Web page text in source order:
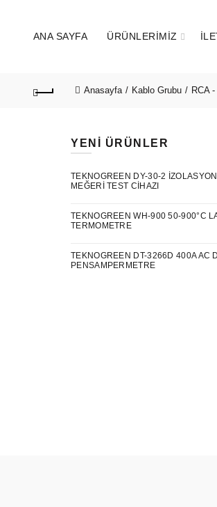
ANA SAYFA ÜRÜNLERIMIZ
Anasayfa Kablo Grubu RCA
YENI ÜRÜNLER
TEKNOGREEN DY-30-2 İZOLASYON
MEĞERI TEST CIHAZI
TEKNOGREEN WH-900 50-900°C
TERMOMETRE
TEKNOGREEN DT-3266D 400A AC
PENSAMPERMETRE